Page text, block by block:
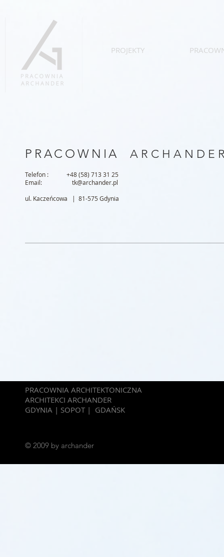
PROJEKTY
PRACOWNIA A R C H A N D E
Telefon : +48 (58) 713 31 25
Email: tk@archander.pl
ul. Kaczeńcowa | 81-575 Gdynia
PRACOWNIA ARCHITEKTONICZNA
ARCHITEKCI ARCHANDER
GDYNIA | SOPOT | GDAŃSK
© 2009 by archander